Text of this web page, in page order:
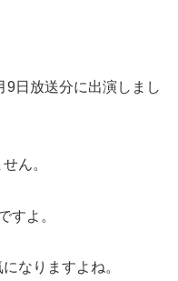
9日放送分に出演しまし
ん。
すよ。
なりますよね。